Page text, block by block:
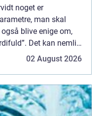
noget er
man skal
blive enige om,
Det kan nemlig
02 August 2026